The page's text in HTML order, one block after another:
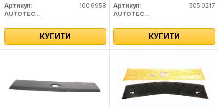
Артикул:
100 6958
AUTOTECHTEILE
КУПИТИ
Артикул:
505 0217
AUTOTECHTEILE
КУПИТИ